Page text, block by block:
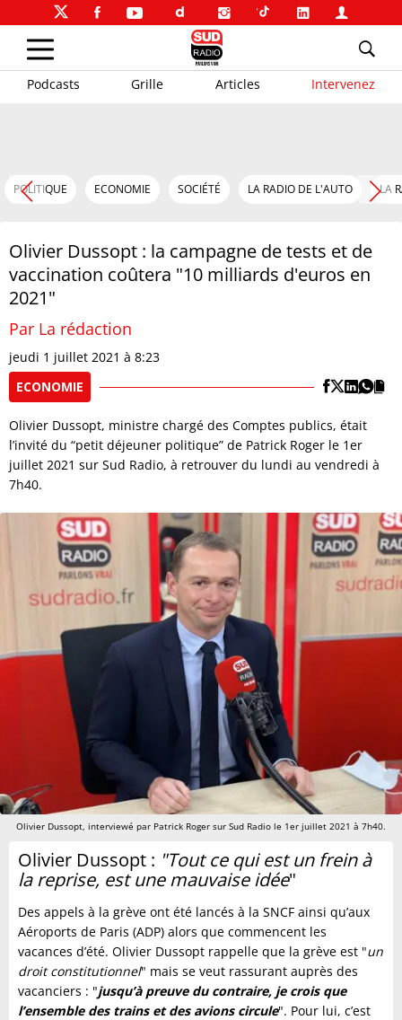
Podcasts Grille Articles Intervenez
POLITIQUE ECONOMIE SOCIÉTÉ LA RADIO DE L'AUTO LA
Olivier Dussopt : la campagne de tests et de
vaccination coûtera "10 milliards d'euros en
2021"
Par La rédaction
jeudi 1 juillet 2021 à 8:23
ECONOMIE
Olivier Dussopt, ministre chargé des Comptes publics, était
l’invité du “petit déjeuner politique” de Patrick Roger le 1er
juillet 2021 sur Sud Radio, à retrouver du lundi au vendredi à
7h40.
Olivier Dussopt, interviewé par Patrick Roger sur Sud Radio le 1er juillet 2021 à 7h40.
Olivier Dussopt : "Tout ce qui est un frein à
la reprise, est une mauvaise idée"
Des appels à la grève ont été lancés à la SNCF ainsi qu’aux
Aéroports de Paris (ADP) alors que commencent les
vacances d’été. Olivier Dussopt rappelle que la grève est "un
droit constitutionnel" mais se veut rassurant auprès des
vacanciers : "jusqu’à preuve du contraire, je crois que
l’ensemble des trains et des avions circule". Pour lui, c’est